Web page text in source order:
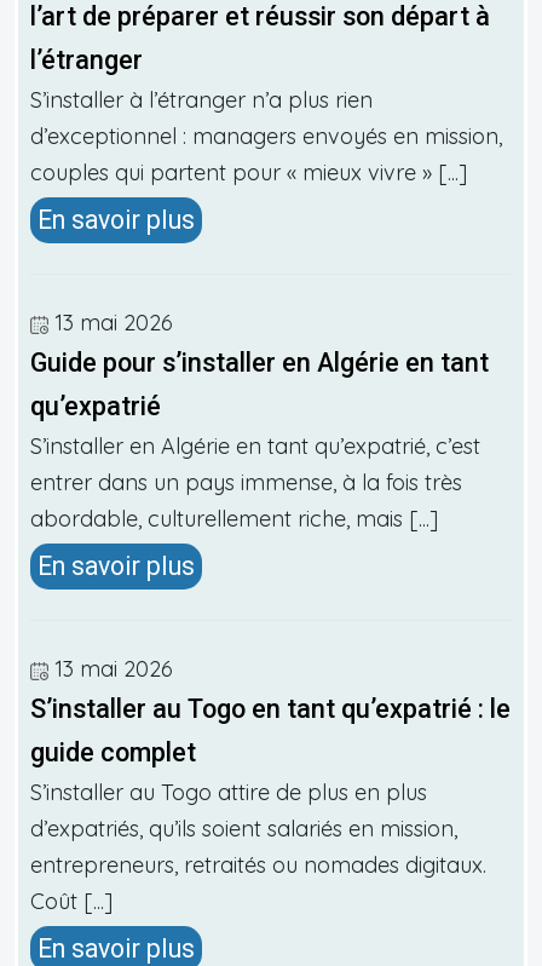
l’art de préparer et réussir son départ à
l’étranger
S’installer à l’étranger n’a plus rien
d’exceptionnel : managers envoyés en mission,
couples qui partent pour « mieux vivre » [...]
En savoir plus
13 mai 2026
Guide pour s’installer en Algérie en tant
qu’expatrié
S’installer en Algérie en tant qu’expatrié, c’est
entrer dans un pays immense, à la fois très
abordable, culturellement riche, mais [...]
En savoir plus
13 mai 2026
S’installer au Togo en tant qu’expatrié : le
guide complet
S’installer au Togo attire de plus en plus
d’expatriés, qu’ils soient salariés en mission,
entrepreneurs, retraités ou nomades digitaux.
Coût [...]
En savoir plus